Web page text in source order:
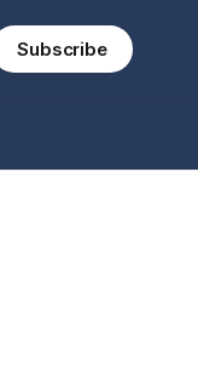
Subscribe